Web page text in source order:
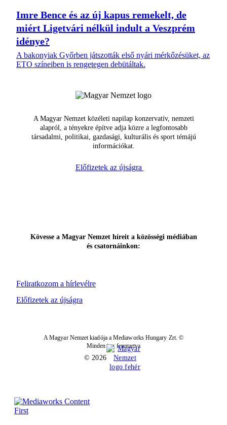
Imre Bence és az új kapus remekelt, de
miért Ligetvári nélkül indult a Veszprém
idénye?
A bakonyiak Győrben játszották első nyári mérkőzésüket, az
ETO színeiben is rengetegen debütáltak.
A Magyar Nemzet közéleti napilap konzervatív, nemzeti
alapról, a tényekre építve adja közre a legfontosabb
társadalmi, politikai, gazdasági, kulturális és sport témájú
információkat.
Előfizetek az újságra
Feliratkozom a hírlevélre
Kövesse a Magyar Nemzet híreit a közösségi médiában
és csatornáinkon:
Előfizetek az újságra
A Magyar Nemzet kiadója a Mediaworks Hungary Zrt. ©
Minden jog fenntartva
© 2026